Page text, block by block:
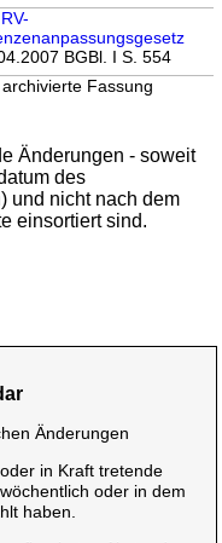
BGBl. I S. 554
Fassung
Änderungen - soweit
des
und nicht nach dem
einsortiert sind.
Änderungen
in Kraft tretende
oder in dem
haben.